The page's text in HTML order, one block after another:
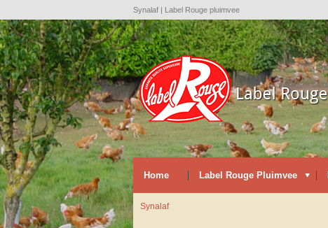
Synalaf | Label Rouge pluimvee
Home Label Rouge Pluimvee
Synalaf